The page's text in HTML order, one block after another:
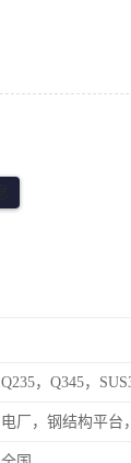
Q235，Q345，